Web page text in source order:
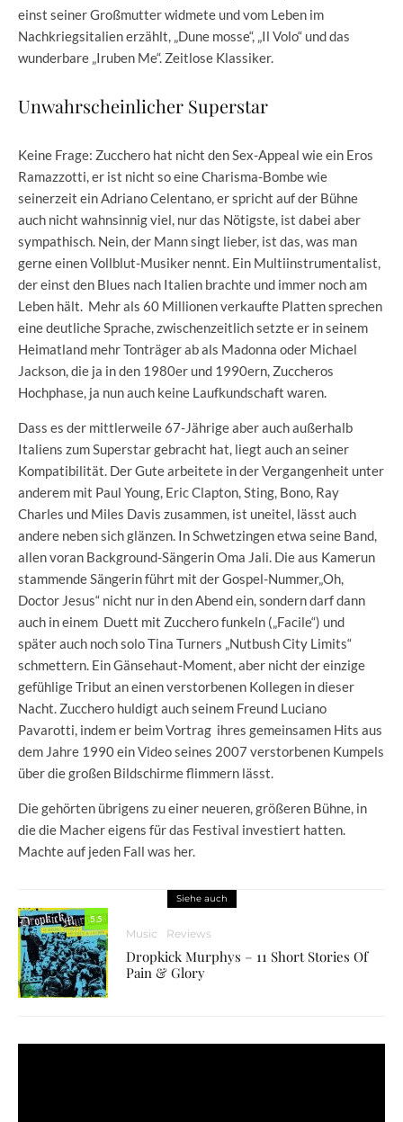
einst seiner Großmutter widmete und vom Leben im
Nachkriegsitalien erzählt, „Dune mosse“, „Il Volo“ und das
wunderbare „Iruben Me“. Zeitlose Klassiker.
Unwahrscheinlicher Superstar
Keine Frage: Zucchero hat nicht den Sex-Appeal wie ein Eros
Ramazzotti, er ist nicht so eine Charisma-Bombe wie
seinerzeit ein Adriano Celentano, er spricht auf der Bühne
auch nicht wahnsinnig viel, nur das Nötigste, ist dabei aber
sympathisch. Nein, der Mann singt lieber, ist das, was man
gerne einen Vollblut-Musiker nennt. Ein Multiinstrumentalist,
der einst den Blues nach Italien brachte und immer noch am
Leben hält. Mehr als 60 Millionen verkaufte Platten sprechen
eine deutliche Sprache, zwischenzeitlich setzte er in seinem
Heimatland mehr Tonträger ab als Madonna oder Michael
Jackson, die ja in den 1980er und 1990ern, Zuccheros
Hochphase, ja nun auch keine Laufkundschaft waren.
Dass es der mittlerweile 67-Jährige aber auch außerhalb
Italiens zum Superstar gebracht hat, liegt auch an seiner
Kompatibilität. Der Gute arbeitete in der Vergangenheit unter
anderem mit Paul Young, Eric Clapton, Sting, Bono, Ray
Charles und Miles Davis zusammen, ist uneitel, lässt auch
andere neben sich glänzen. In Schwetzingen etwa seine Band,
allen voran Background-Sängerin Oma Jali. Die aus Kamerun
stammende Sängerin führt mit der Gospel-Nummer„Oh,
Doctor Jesus“ nicht nur in den Abend ein, sondern darf dann
auch in einem Duett mit Zucchero funkeln („Facile“) und
später auch noch solo Tina Turners „Nutbush City Limits“
schmettern. Ein Gänsehaut-Moment, aber nicht der einzige
gefühlige Tribut an einen verstorbenen Kollegen in dieser
Nacht. Zucchero huldigt auch seinem Freund Luciano
Pavarotti, indem er beim Vortrag ihres gemeinsamen Hits aus
dem Jahre 1990 ein Video seines 2007 verstorbenen Kumpels
über die großen Bildschirme flimmern lässt.
Die gehörten übrigens zu einer neueren, größeren Bühne, in
die die Macher eigens für das Festival investiert hatten.
Machte auf jeden Fall was her.
Siehe auch
5.5
Music Reviews
Dropkick Murphys – 11 Short Stories Of
Pain & Glory